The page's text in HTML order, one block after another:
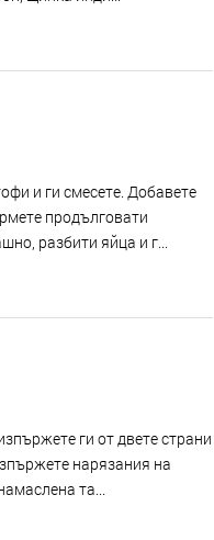
и ги смесете. Добавете
продълговати
разбити яйца и г...
ги от двете страни
нарязания на
та...